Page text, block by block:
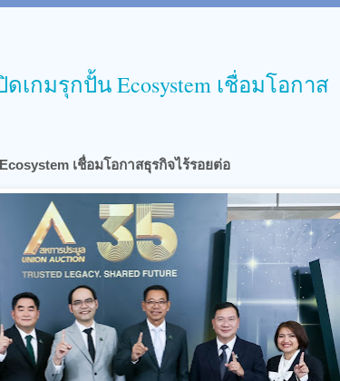
เกมรุกปั้น Ecosystem เชื่อมโอกาส
เชื่อมโอกาสธุรกิจไร้รอยต่อ